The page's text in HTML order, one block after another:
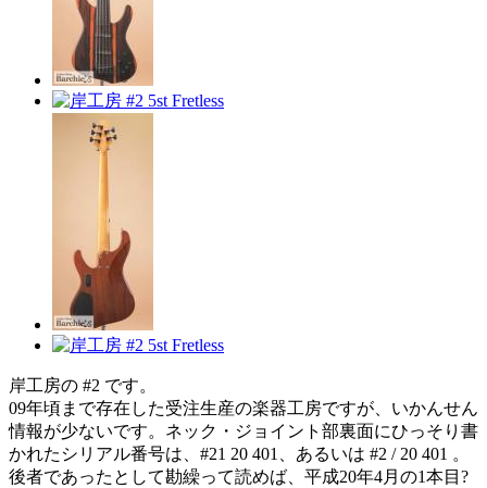
岸工房の #2 です。
09年頃まで存在した受注生産の楽器工房ですが、いかんせん
情報が少ないです。ネック・ジョイント部裏面にひっそり書
かれたシリアル番号は、#21 20 401、あるいは #2 / 20 401 。
後者であったとして勘繰って読めば、平成20年4月の1本目?